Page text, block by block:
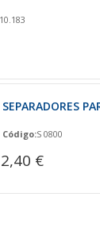
SEPARADORES
Código:S 0800
2,40 €